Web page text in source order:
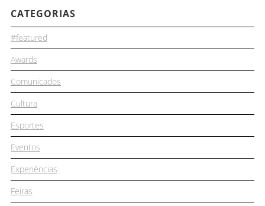
CATEGORIAS
#featured
Awards
Comunicados
Cultura
Esportes
Eventos
Experiências
Feiras